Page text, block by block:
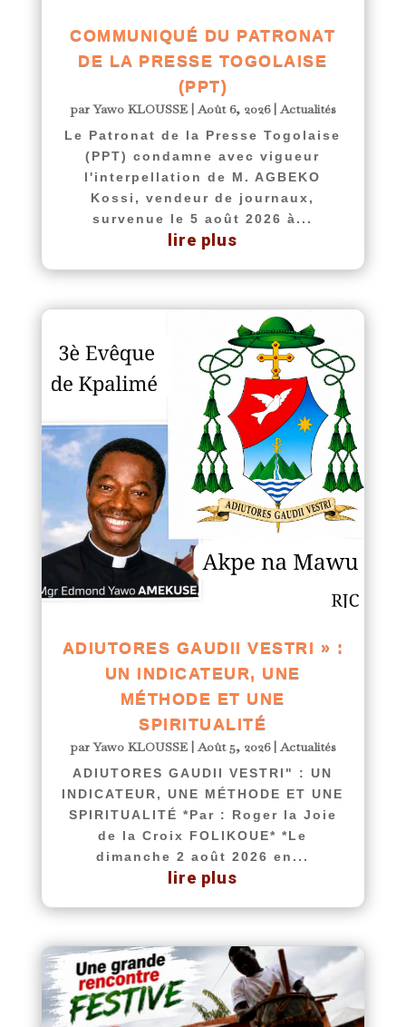
COMMUNIQUÉ DU PATRONAT
DE LA PRESSE TOGOLAISE
(PPT)
parYawo KLOUSSE|Août 6, 2026|Actualités
Le Patronat de la Presse Togolaise
(PPT) condamne avec vigueur
l'interpellation de M. AGBEKO
Kossi, vendeur de journaux,
survenue le 5 août 2026 à...
lire plus
ADIUTORES GAUDII VESTRI » :
UN INDICATEUR, UNE
MÉTHODE ET UNE
SPIRITUALITÉ
parYawo KLOUSSE|Août 5, 2026|Actualités
ADIUTORES GAUDII VESTRI" : UN
INDICATEUR, UNE MÉTHODE ET UNE
SPIRITUALITÉ *Par : Roger la Joie
de la Croix FOLIKOUE* *Le
dimanche 2 août 2026 en...
lire plus